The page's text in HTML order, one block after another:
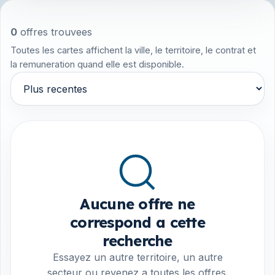
0 offres trouvees
Toutes les cartes affichent la ville, le territoire, le contrat et
la remuneration quand elle est disponible.
Trier par
Aucune offre ne
correspond a cette
recherche
Essayez un autre territoire, un autre
secteur ou revenez a toutes les offres.